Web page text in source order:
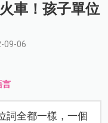
車！孩子單位
09-06
言
詞全都一樣，一個